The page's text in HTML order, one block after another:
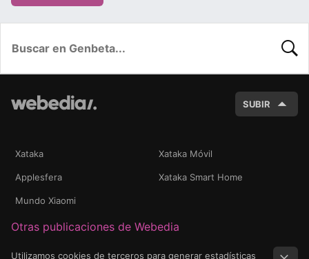
SUBIR
Xataka Xataka Móvil
Applesfera Xataka Smart Home
Mundo Xiaomi
Otras publicaciones de Webedia
Utilizamos cookies de terceros para generar estadísticas